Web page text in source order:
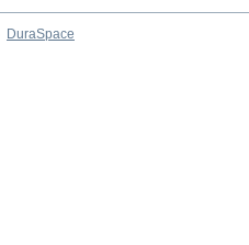
DuraSpace